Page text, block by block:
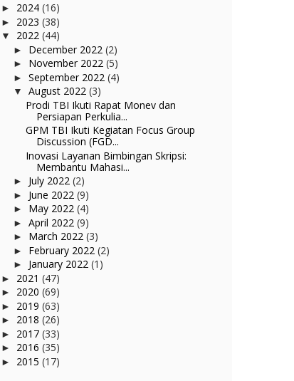
► 2024 (16)
► 2023 (38)
▼ 2022 (44)
► December 2022 (2)
► November 2022 (5)
► September 2022 (4)
▼ August 2022 (3)
Prodi TBI Ikuti Rapat Monev dan
Persiapan Perkulia...
GPM TBI Ikuti Kegiatan Focus Group
Discussion (FGD...
Inovasi Layanan Bimbingan Skripsi:
Membantu Mahasi...
► July 2022 (2)
► June 2022 (9)
► May 2022 (4)
► April 2022 (9)
► March 2022 (3)
► February 2022 (2)
► January 2022 (1)
► 2021 (47)
► 2020 (69)
► 2019 (63)
► 2018 (26)
► 2017 (33)
► 2016 (35)
► 2015 (17)